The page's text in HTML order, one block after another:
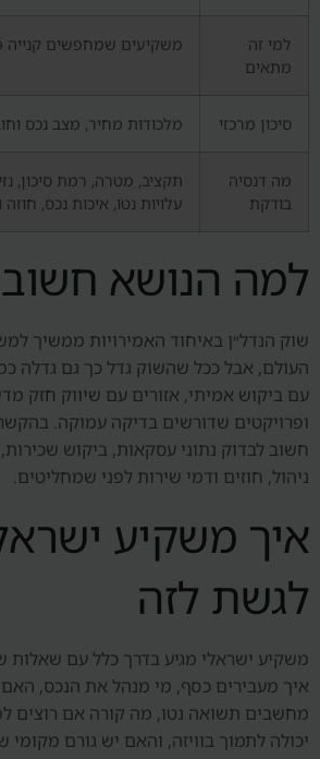
למי זה
מתאים
משקיעים שמחפשים
סיכון מרכזי מלכודות מחיר, מצב נכס
מה דנסיה
בודקת
תקציב, מטרה, רמת סיכון,
עלויות נטו, איכות נכס, חוזה
למה הנושא
שוק הנדל״ן באיחוד האמירויות ממשיך
העולם, אבל ככל שהשוק גדל כך גם גדלה
עם ביקוש אמיתי, אזורים עם שיווק חזק
ופרויקטים שדורשים בדיקה עמוקה.
חשוב לבדוק נתוני עסקאות, ביקוש
ניהול, חוזים ודמי שירות לפני שמחליטים.
איך משקיע
לגשת לזה
משקיע ישראלי מגיע בדרך כלל עם שאלות
איך מעבירים כסף, מי מנהל את הנכס, האם
מחשבים תשואה נטו, מה קורה אם רוצים
יכולה לתמוך בוויזה, והאם יש גורם מקומי